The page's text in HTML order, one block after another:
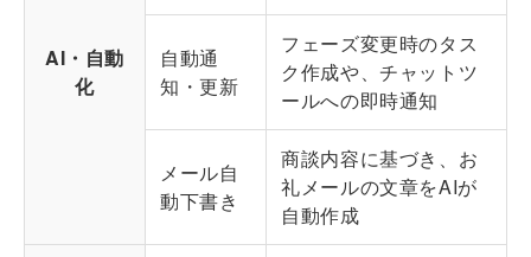
AI・自動
化
自動通
知・更新
フェーズ変更時のタス
ク作成や、チャットツ
ールへの即時通知
メール自
動下書き
商談内容に基づき、お
礼メールの文章をAIが
自動作成